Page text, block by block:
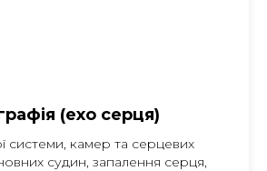
(ехо серця)
системи, камер та серцевих
судин, запалення серця,